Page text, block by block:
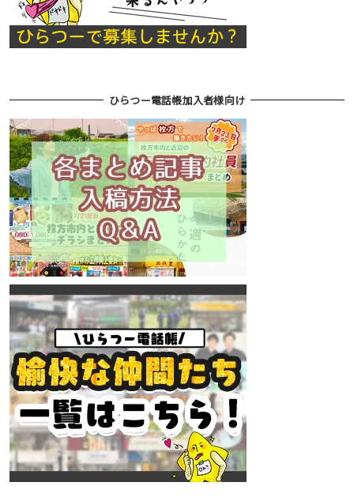
ひらつー電話帳加入者様向け